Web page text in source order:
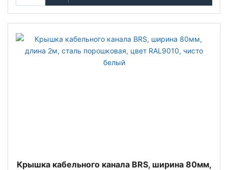
Крышка кабельного канала BRS, ширина 80мм,